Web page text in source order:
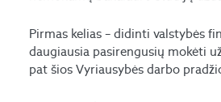
Pirmas kelias – didinti valstybės
daugiausia pasirengusių mokėti
pat šios Vyriausybės darbo